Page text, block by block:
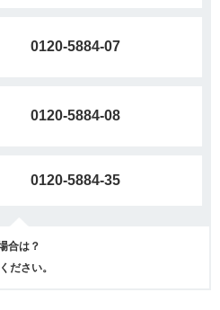
0120-5884-07
0120-5884-08
0120-5884-35
合は？
ださい。